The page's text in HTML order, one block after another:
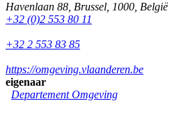
Havenlaan 88 Brussel 1000 België
+32 (0)2 553 80 11
+32 2 553 83 85
https://omgeving.vlaanderen.be
eigenaar
Departement Omgeving